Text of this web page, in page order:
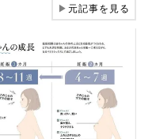
▶元記事を見る